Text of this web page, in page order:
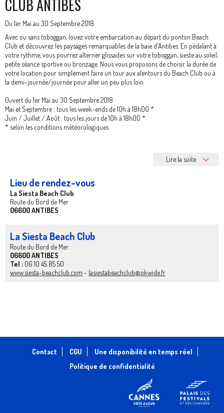
CLUB ANTIBES
Du 1er Mai au 30 Septembre 2018
Avec ou sans toboggan, louez votre embarcation au départ du ponton Beach
Club et découvrez les paysages remarquables de la baie d'Antibes. En pédalant à
votre rythme, vous pourrez alterner glissades sur votre toboggan, sieste au soleil,
petite séance sportive ou bronzage. Nous vous proposons de choisir la durée de
votre location pour simplement faire un tour aux alentours du Beach Club ou à
la demi-journée/journée pour aller un peu plus loin.
Ouvert du 1er Mai au 30 Septembre 2018
Mai et Septembre : tous les week-ends de 10h à 18h00 *
Juin / Juillet / Août : tous les jours de 10h à 18h00 *
* selon les conditions météorologiques
Lire la suite
Lieu de rendez-vous
La Siesta Beach Club
Route du Bord de Mer
06600 ANTIBES
La Siesta Beach Club
Route du Bord de Mer
06600 ANTIBES
Tel : 06 10 45 85 50
www.siesta-beachclub.com - lasiestabeachclub@okwide.fr
Contact CGU
Une disponibilité en temps réel
Politique de confidentialité